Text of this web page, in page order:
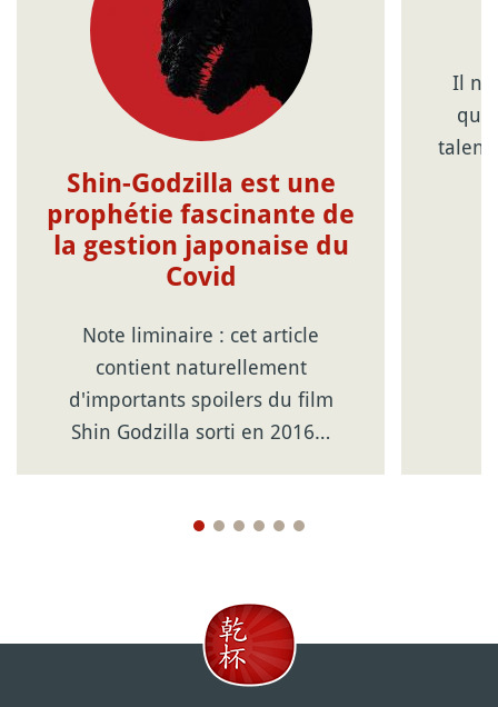
Shin-Godzilla est une
prophétie fascinante de
la gestion japonaise du
Covid
Note liminaire : cet article
contient naturellement
d'importants spoilers du film
Shin Godzilla sorti en 2016…
Il
talent